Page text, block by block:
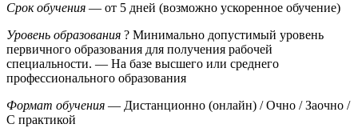
Срок обучения — от 5 дней (возможно ускоренное обучение)
Уровень образования ? Минимально допустимый уровень
первичного образования для получения рабочей
специальности. — На базе высшего или среднего
профессионального образования
Формат обучения — Дистанционно (онлайн) / Очно / Заочно /
С практикой